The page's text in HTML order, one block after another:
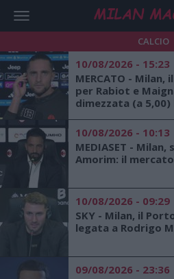
CALCIO
10/08/2026 - 15:23
MERCATO -
per Rabiot e
dimezzata (a
10/08/2026 - 10:13
MEDIASET -
Amorim: il
10/08/2026 - 09:29
SKY - Milan, il
legata a Rodrigo
09/08/2026 - 23:36